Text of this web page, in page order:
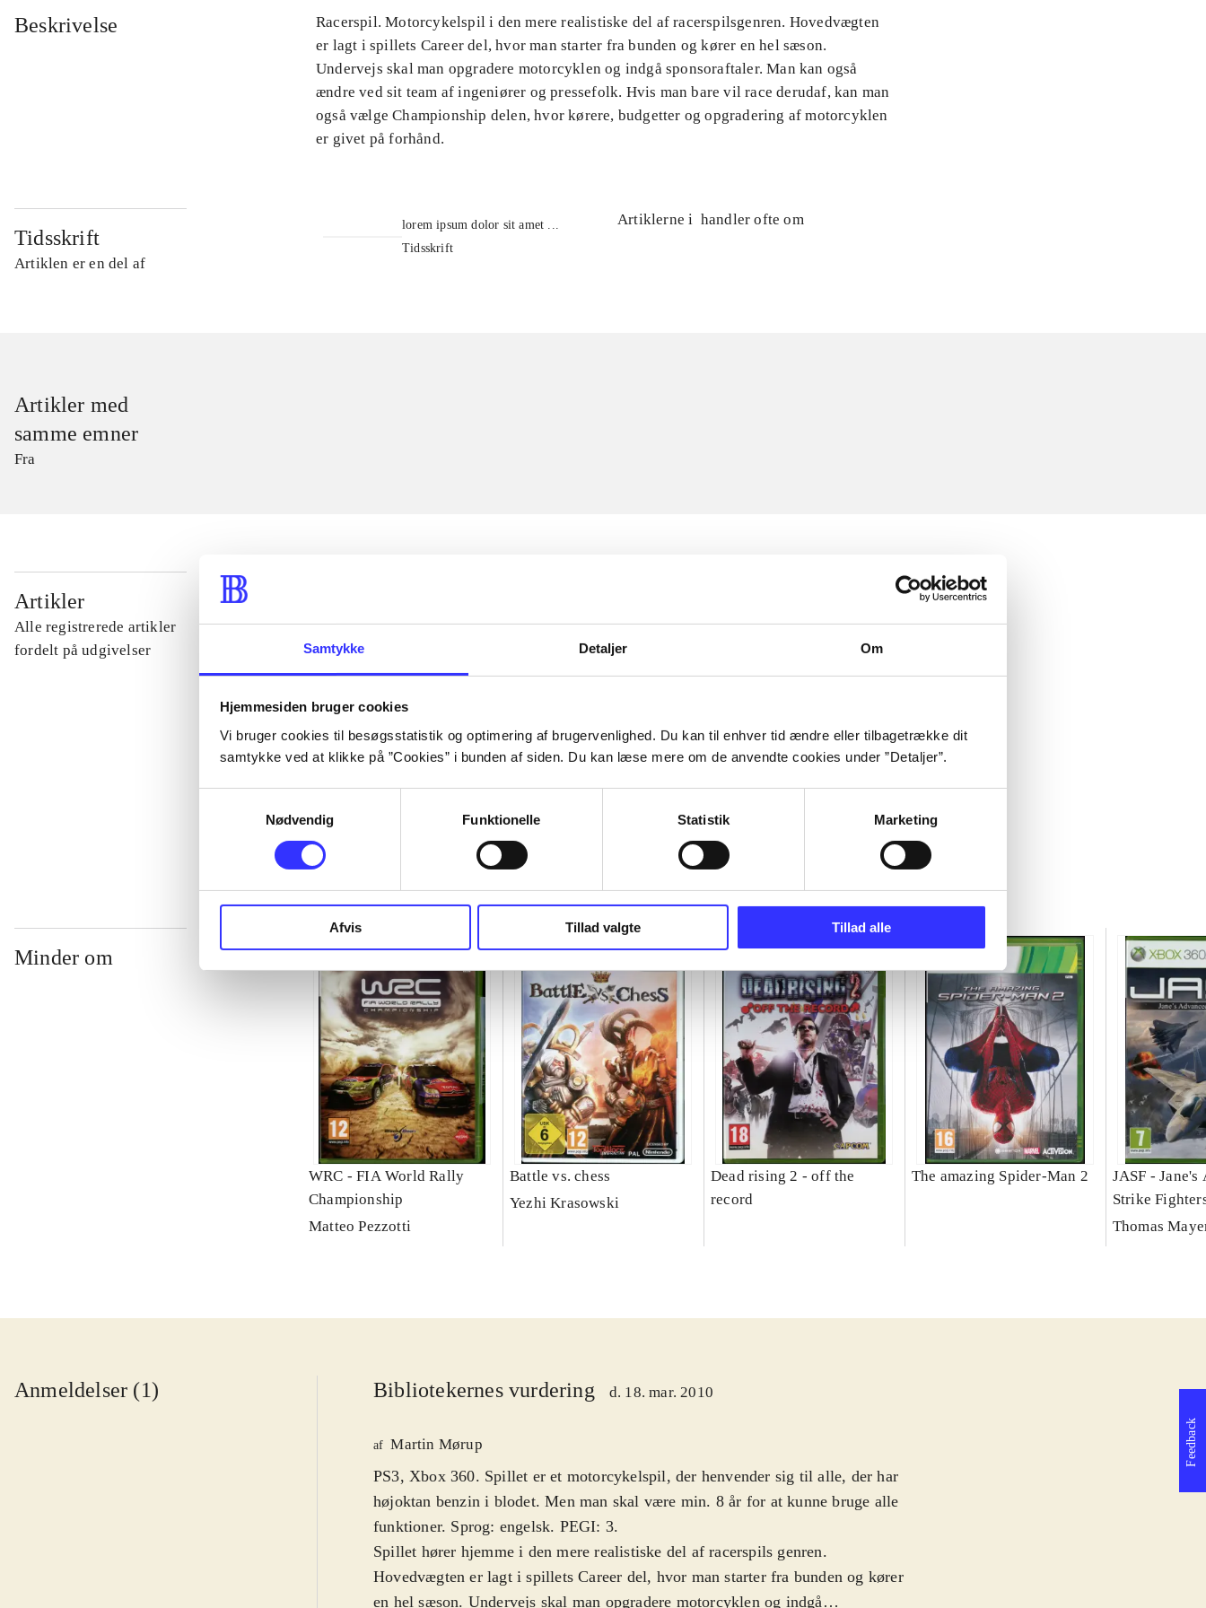
Samtykke Detaljer Om
Hjemmesiden bruger cookies
Vi bruger cookies til besøgsstatistik og optimering af brugervenlighed. Du kan til enhver tid ændre eller tilbagetrække dit
samtykke ved at klikke på ”Cookies” i bunden af siden. Du kan læse mere om de anvendte cookies under ”Detaljer”.
Nødvendig
Funktionelle Statistik Marketing
Afvis Tillad valgte Tillad alle
Beskrivelse
Racerspil. Motorcykelspil i den mere realistiske del af racerspilsgenren. Hovedvægten
er lagt i spillets Career del, hvor man starter fra bunden og kører en hel sæson.
Undervejs skal man opgradere motorcyklen og indgå sponsoraftaler. Man kan også
ændre ved sit team af ingeniører og pressefolk. Hvis man bare vil race derudaf, kan man
også vælge Championship delen, hvor kørere, budgetter og opgradering af motorcyklen
er givet på forhånd.
Tidsskrift
Artiklen er en del af
lorem ipsum dolor sit amet ...
Tidsskrift
Artiklerne i handler ofte om
Artikler med
samme emner
Fra
Artikler
Alle registrerede artikler
fordelt på udgivelser
...
...
...
...
Minder om
WRC - FIA World Rally
Championship
Matteo Pezzotti
Battle vs. chess
Yezhi Krasowski
Dead rising 2 - off the
record
The amazing Spider-Man 2
JASF - Jane's
Strike
Thomas
Anmeldelser (1) Bibliotekernes vurdering d. 18. mar. 2010
af Martin Mørup
PS3, Xbox 360. Spillet er et motorcykelspil, der henvender sig til alle, der har
højoktan benzin i blodet. Men man skal være min. 8 år for at kunne bruge alle
funktioner. Sprog: engelsk. PEGI: 3.
Spillet hører hjemme i den mere realistiske del af racerspils genren.
Hovedvægten er lagt i spillets Career del, hvor man starter fra bunden og kører
en hel sæson. Undervejs skal man opgradere motorcyklen og indgå
Feedback